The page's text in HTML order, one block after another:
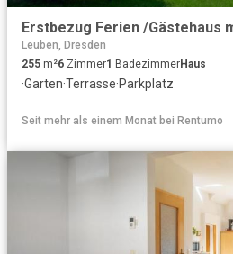
Leuben, Dresden
255 m²6 Zimmer1 BadezimmerHaus
·Garten·Terrasse·Parkplatz
Seit mehr als einem Monat bei Rentumo